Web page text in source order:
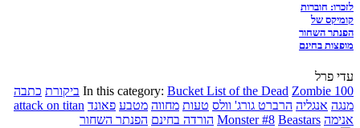
לזכרו: חוברות
קומיקס של
הפנתר השחור
מופצות בחינם
עדי פרל
In this category: Bucket List of the Dead Zombie 100 ביקורת כתבה
מנגה אנגליה הרברט גורג' וולס טעות מחווה מטבע פאונד attack on titan
אנימה
Monster #8 Beastars הורדה בחינם הפנתר השחור